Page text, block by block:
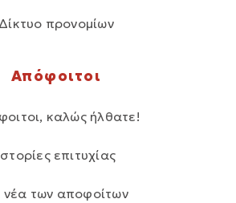
Δίκτυο προνομίων
Απόφοιτοι
καλώς ήλθατε!
επιτυχίας
νέα των αποφοίτων